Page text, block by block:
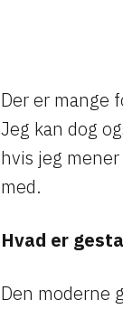
Der er mange
Jeg kan dog
hvis jeg
med.
Hvad er
Den moderne